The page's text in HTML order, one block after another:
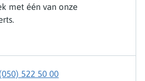
met één van onze
522 50 00